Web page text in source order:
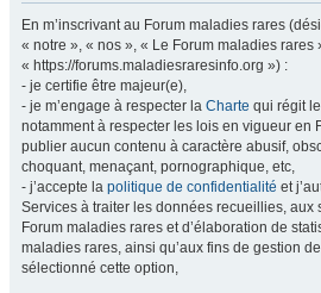
En m’inscrivant au Forum maladies rares
« notre », « nos », « Le Forum maladies rares
« https://forums.maladiesraresinfo.org ») :
- je certifie être majeur(e),
- je m’engage à respecter la Charte qui régit
notamment à respecter les lois en vigueur en
publier aucun contenu à caractère abusif,
choquant, menaçant, pornographique, etc,
- j’accepte la politique de confidentialité et
Services à traiter les données recueillies, aux
Forum maladies rares et d’élaboration de
maladies rares, ainsi qu’aux fins de gestion
sélectionné cette option,